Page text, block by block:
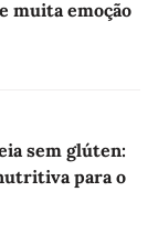
muita emoção
sem glúten:
para o